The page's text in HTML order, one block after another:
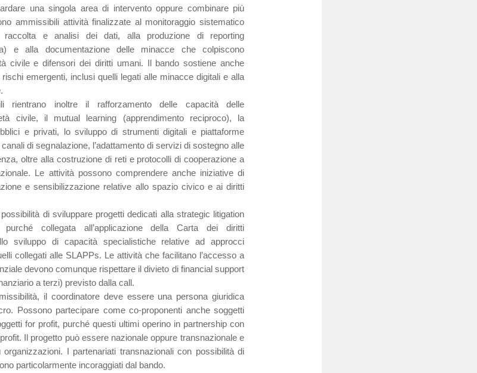
una singola area di intervento oppure combinare più
ammissibili attività finalizzate al monitoraggio sistematico
e analisi dei dati, alla produzione di reporting
e alla documentazione delle minacce che colpiscono
civile e difensori dei diritti umani. Il bando sostiene anche
emergenti, inclusi quelli legati alle minacce digitali e alla
rientrano inoltre il rafforzamento delle capacità delle
civile, il mutual learning (apprendimento reciproco), la
e privati, lo sviluppo di strumenti digitali e piattaforme
di segnalazione, l’adattamento di servizi di sostegno alle
oltre alla costruzione di reti e protocolli di cooperazione a
Le attività possono comprendere anche iniziative di
e sensibilizzazione relative allo spazio civico e ai diritti
di sviluppare progetti dedicati alla strategic litigation
purché collegata all’applicazione della Carta dei diritti
sviluppo di capacità specialistiche relative ad approcci
collegati alle SLAPPs. Le attività che facilitano l’accesso a
devono comunque rispettare il divieto di financial support
a terzi) previsto dalla call.
il coordinatore deve essere una persona giuridica
Possono partecipare come co-proponenti anche soggetti
for profit, purché questi ultimi operino in partnership con
Il progetto può essere nazionale oppure transnazionale e
I partenariati transnazionali con possibilità di
particolarmente incoraggiati dal bando.